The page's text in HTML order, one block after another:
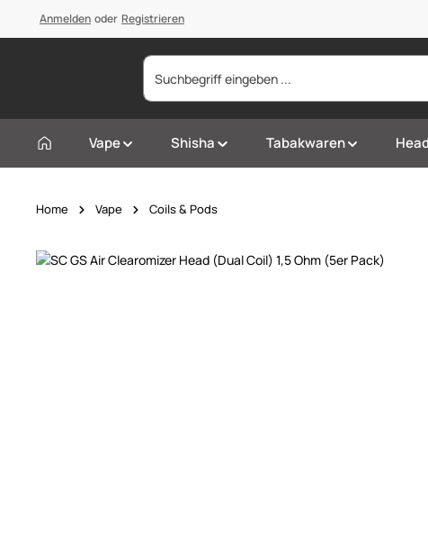
Zur Hauptnavigation springen
Anmelden oder Registrieren
Vape Shisha Tabakwaren
Home Vape Coils & Pods
Bildergalerie überspringen